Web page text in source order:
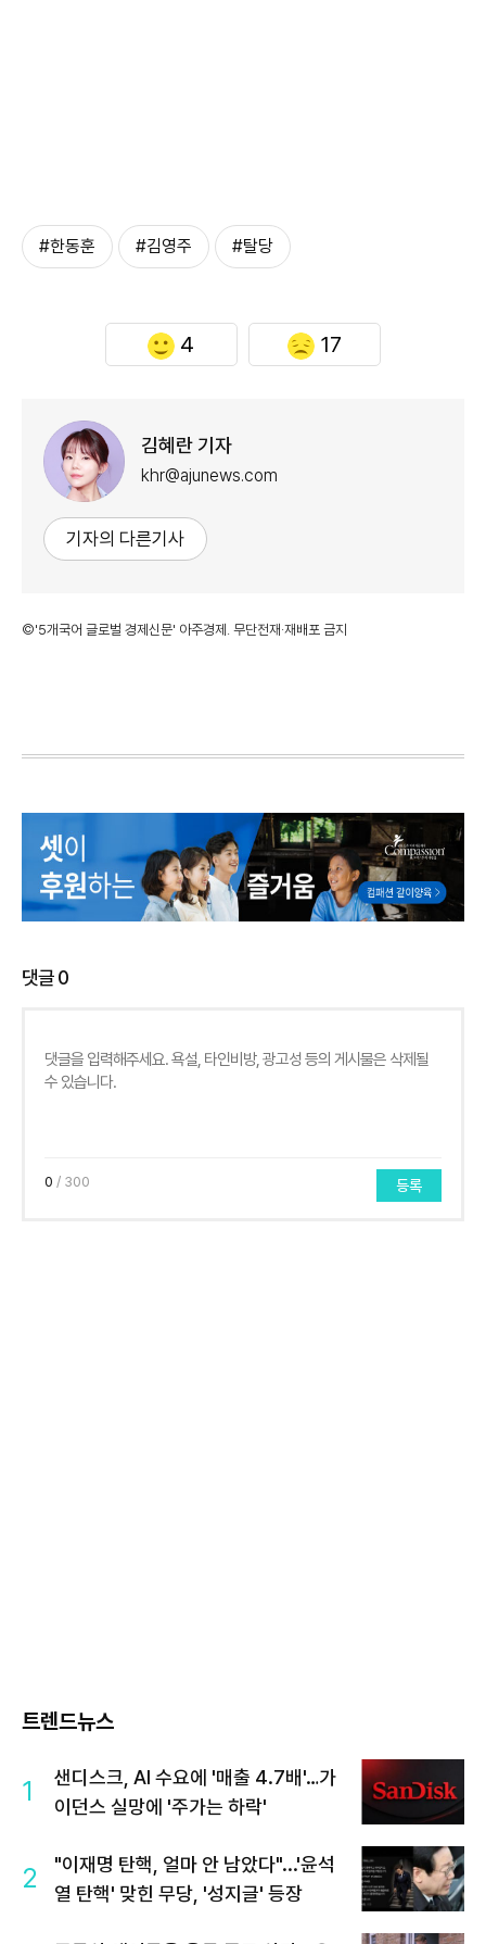
#한동훈 #김영주 #탈당
4 17
김혜란 기자
khr@ajunews.com
기자의 다른기사
©'5개국어 글로벌 경제신문' 아주경제. 무단전재·재배포 금지
댓글0
0 / 300 등록
트렌드뉴스
1
샌디스크, AI 수요에 '매출 4.7배'…가
이던스 실망에 '주가는 하락'
2
"이재명 탄핵, 얼마 안 남았다"...'윤석
열 탄핵' 맞힌 무당, '성지글' 등장